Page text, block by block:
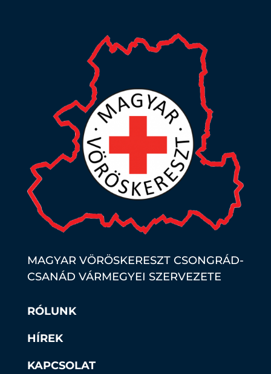
MAGYAR VÖRÖSKERESZT CSONGRÁD-
CSANÁD VÁRMEGYEI SZERVEZETE
RÓLUNK
HÍREK
KAPCSOLAT